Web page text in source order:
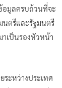
อมูลครบถ้วนที่จะ
ตรีและรัฐมนตรี
เป็นรองหัวหน้า
ะหว่างประเทศ